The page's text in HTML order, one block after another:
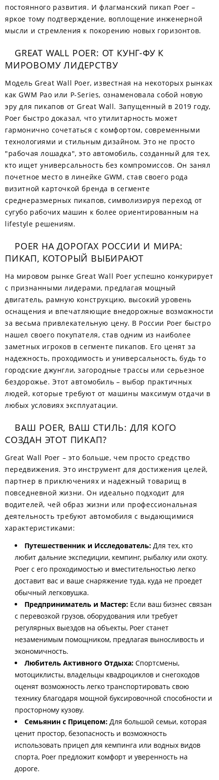
постоянного развития. И флагманский пикап Poer –
яркое тому подтверждение, воплощение инженерной
мысли и стремления к покорению новых горизонтов.
GREAT WALL POER: ОТ КУНГ-ФУ К
МИРОВОМУ ЛИДЕРСТВУ
Модель Great Wall Poer, известная на некоторых рынках
как GWM Pao или P-Series, ознаменовала собой новую
эру для пикапов от Great Wall. Запущенный в 2019 году,
Poer быстро доказал, что утилитарность может
гармонично сочетаться с комфортом, современными
технологиями и стильным дизайном. Это не просто
"рабочая лошадка", это автомобиль, созданный для тех,
кто ищет универсальность без компромиссов. Он занял
почетное место в линейке GWM, став своего рода
визитной карточкой бренда в сегменте
среднеразмерных пикапов, символизируя переход от
сугубо рабочих машин к более ориентированным на
lifestyle решениям.
POER НА ДОРОГАХ РОССИИ И МИРА:
ПИКАП, КОТОРЫЙ ВЫБИРАЮТ
На мировом рынке Great Wall Poer успешно конкурирует
с признанными лидерами, предлагая мощный
двигатель, рамную конструкцию, высокий уровень
оснащения и впечатляющие внедорожные возможности
за весьма привлекательную цену. В России Poer быстро
нашел своего покупателя, став одним из наиболее
заметных игроков в сегменте пикапов. Его ценят за
надежность, проходимость и универсальность, будь то
городские джунгли, загородные трассы или серьезное
бездорожье. Этот автомобиль – выбор практичных
людей, которые требуют от машины максимум отдачи в
любых условиях эксплуатации.
ВАШ POER, ВАШ СТИЛЬ: ДЛЯ КОГО
СОЗДАН ЭТОТ ПИКАП?
Great Wall Poer – это больше, чем просто средство
передвижения. Это инструмент для достижения целей,
партнер в приключениях и надежный товарищ в
повседневной жизни. Он идеально подходит для
водителей, чей образ жизни или профессиональная
деятельность требуют автомобиля с выдающимися
характеристиками:
Путешественник и Исследователь: Для тех, кто
любит дальние экспедиции, кемпинг, рыбалку или охоту.
Poer с его проходимостью и вместительностью легко
доставит вас и ваше снаряжение туда, куда не проедет
обычный легковушка.
Предприниматель и Мастер: Если ваш бизнес связан
с перевозкой грузов, оборудования или требует
регулярных выездов на объекты, Poer станет
незаменимым помощником, предлагая выносливость и
экономичность.
Любитель Активного Отдыха: Спортсмены,
мотоциклисты, владельцы квадроциклов и снегоходов
оценят возможность легко транспортировать свою
технику благодаря мощной буксировочной способности и
просторному кузову.
Семьянин с Прицепом: Для большой семьи, которая
ценит простор, безопасность и возможность
использовать прицеп для кемпинга или водных видов
спорта, Poer предложит комфорт и уверенность на
дороге.